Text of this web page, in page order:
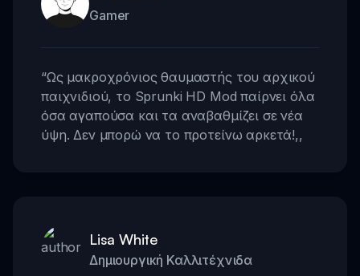
Gamer
“Ως μακροχρόνιος θαυμαστής του αρχικού
παιχνιδιού, το Sprunki HD Mod παίρνει όλα
όσα αγαπούσα και τα αναβαθμίζει σε νέα
ύψη. Δεν μπορώ να το προτείνω αρκετά!,,
Lisa White
Δημιουργική Καλλιτέχνιδα